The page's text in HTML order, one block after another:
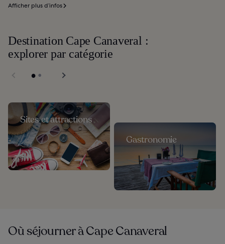
Afficher plus d’infos
Destination Cape Canaveral :
explorer par catégorie
Sites et attractions
Gastronomie
Où séjourner à Cape Canaveral